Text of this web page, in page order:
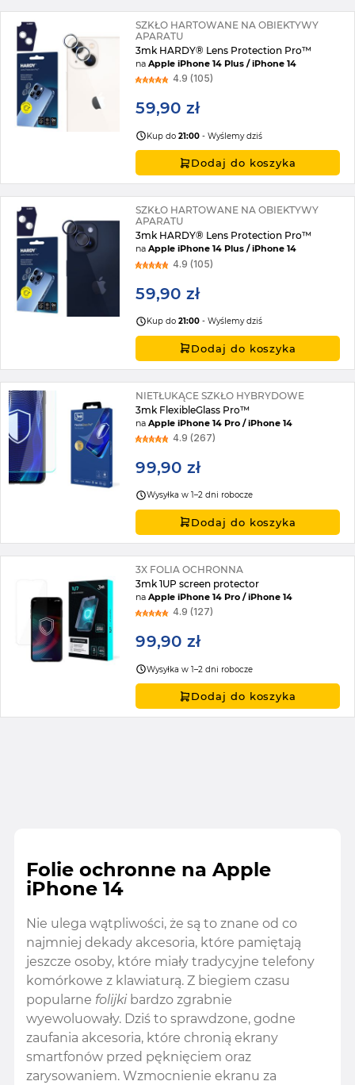
SZKŁO HARTOWANE NA OBIEKTYWY
APARATU
3mk HARDY® Lens Protection Pro™
naApple iPhone 14 Plus / iPhone 14
4.9 (105)
59,90 zł
Kup do21:00 - Wyślemy dziś
Dodaj do koszyka
SZKŁO HARTOWANE NA OBIEKTYWY
APARATU
3mk HARDY® Lens Protection Pro™
naApple iPhone 14 Plus / iPhone 14
4.9 (105)
59,90 zł
Kup do21:00 - Wyślemy dziś
Dodaj do koszyka
NIETŁUKĄCE SZKŁO HYBRYDOWE
3mk FlexibleGlass Pro™
naApple iPhone 14 Pro / iPhone 14
4.9 (267)
99,90 zł
Wysyłka w 1–2 dni robocze
Dodaj do koszyka
3X FOLIA OCHRONNA
3mk 1UP screen protector
naApple iPhone 14 Pro / iPhone 14
4.9 (127)
99,90 zł
Wysyłka w 1–2 dni robocze
Dodaj do koszyka
Folie ochronne na Apple
iPhone 14
Nie ulega wątpliwości, że są to znane od co
najmniej dekady akcesoria, które pamiętają
jeszcze osoby, które miały tradycyjne telefony
komórkowe z klawiaturą. Z biegiem czasu
popularne folijki bardzo zgrabnie
wyewoluowały. Dziś to sprawdzone, godne
zaufania akcesoria, które chronią ekrany
smartfonów przed pęknięciem oraz
zarysowaniem. Wzmocnienie ekranu za